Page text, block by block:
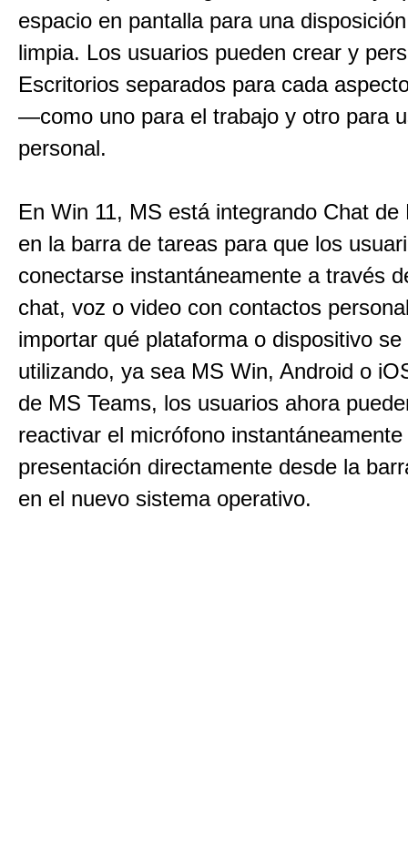
espacio en pantalla para una
limpia. Los usuarios pueden crear y
Escritorios separados para cada
—como uno para el trabajo y otro para
personal.
En Win 11, MS está integrando Chat de
en la barra de tareas para que los
conectarse instantáneamente a través
chat, voz o video con contactos
importar qué plataforma o dispositivo se
utilizando, ya sea MS Win, Android o
de MS Teams, los usuarios ahora
reactivar el micrófono
presentación directamente desde la
en el nuevo sistema operativo.